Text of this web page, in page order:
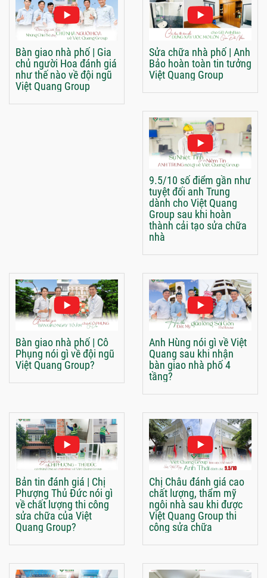
Bàn giao nhà phố | Gia
chủ người Hoa đánh giá
như thế nào về đội ngũ
Việt Quang Group
Sửa chữa nhà phố | Anh
Bảo hoàn toàn tin tưởng
Việt Quang Group
9.5/10 số điểm gần như
tuyệt đối anh Trung
dành cho Việt Quang
Group sau khi hoàn
thành cải tạo sửa chữa
nhà
Bàn giao nhà phố | Cô
Phụng nói gì về đội ngũ
Việt Quang Group?
Anh Hùng nói gì về Việt
Quang sau khi nhận
bàn giao nhà phố 4
tầng?
Bản tin đánh giá | Chị
Phượng Thủ Đức nói gì
về chất lượng thi công
sửa chữa của Việt
Quang Group?
Chị Châu đánh giá cao
chất lượng, thẩm mỹ
ngôi nhà sau khi được
Việt Quang Group thi
công sửa chữa